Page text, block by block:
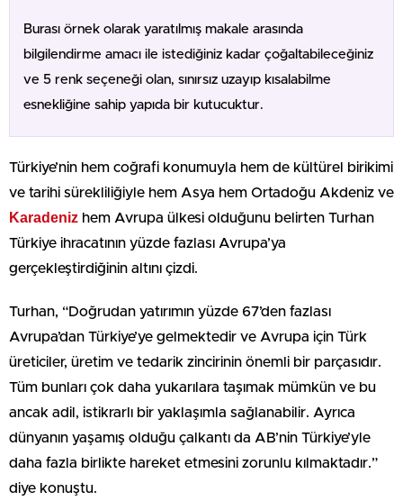
Burası örnek olarak yaratılmış makale arasında
bilgilendirme amacı ile istediğiniz kadar çoğaltabileceğiniz
ve 5 renk seçeneği olan, sınırsız uzayıp kısalabilme
esnekliğine sahip yapıda bir kutucuktur.
Türkiye’nin hem coğrafi konumuyla hem de kültürel birikimi
ve tarihi sürekliliğiyle hem Asya hem Ortadoğu Akdeniz ve
Karadeniz hem Avrupa ülkesi olduğunu belirten Turhan
Türkiye ihracatının yüzde fazlası Avrupa’ya
gerçekleştirdiğinin altını çizdi.
Turhan, “Doğrudan yatırımın yüzde 67’den fazlası
Avrupa’dan Türkiye’ye gelmektedir ve Avrupa için Türk
üreticiler, üretim ve tedarik zincirinin önemli bir parçasıdır.
Tüm bunları çok daha yukarılara taşımak mümkün ve bu
ancak adil, istikrarlı bir yaklaşımla sağlanabilir. Ayrıca
dünyanın yaşamış olduğu çalkantı da AB’nin Türkiye’yle
daha fazla birlikte hareket etmesini zorunlu kılmaktadır.”
diye konuştu.